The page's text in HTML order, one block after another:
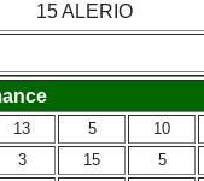
15 ALERIO
13 5 10
3 15 5